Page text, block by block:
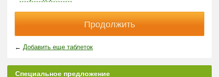
← Добавить еще таблеток
Специальное предложение